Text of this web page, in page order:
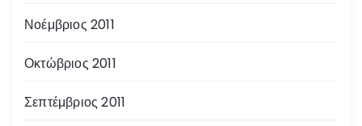
Νοέμβριος 2011
Οκτώβριος 2011
Σεπτέμβριος 2011